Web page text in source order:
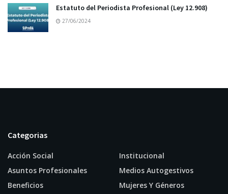
Estatuto del Periodista Profesional (Ley 12.908)
27/06/2024
Categorias
Acción Social
Asuntos Profesionales
Beneficios
Institucional
Medios Autogestivos
Mujeres Y Géneros